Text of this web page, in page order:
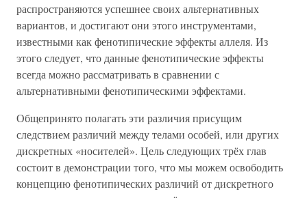
распространяются успешнее своих альтернативных
вариантов, и достигают они этого инструментами,
известными как фенотипические эффекты аллеля. Из
этого следует, что данные фенотипические эффекты
всегда можно рассматривать в сравнении с
альтернативными фенотипическими эффектами.
Общепринято полагать эти различия присущим
следствием различий между телами особей, или других
дискретных «носителей». Цель следующих трёх глав
состоит в демонстрации того, что мы можем освободить
концепцию фенотипических различий от дискретного